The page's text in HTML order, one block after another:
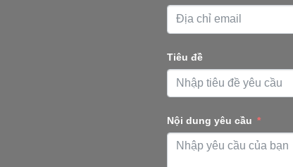
Tiêu đề
Nội dung yêu cầu